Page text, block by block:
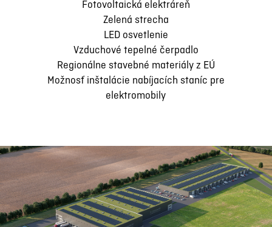
Fotovoltaická elektráreň
Zelená strecha
LED osvetlenie
Vzduchové tepelné čerpadlo
Regionálne stavebné materiály z EÚ
Možnosť inštalácie nabíjacích staníc pre
elektromobily